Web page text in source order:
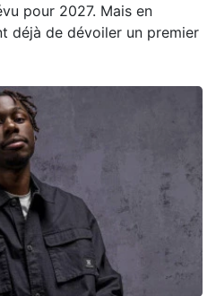
pour 2027. Mais en
déjà de dévoiler un premier